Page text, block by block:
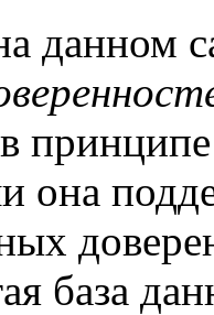
данном
она
база